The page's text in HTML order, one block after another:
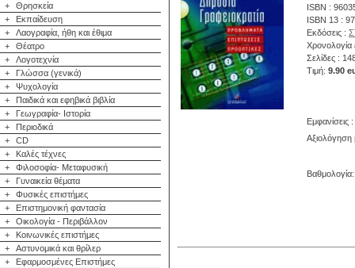
+
Θρησκεία
+
Εκπαίδευση
+
Λαογραφία, ήθη και έθιμα
+
Θέατρο
+
Λογοτεχνία
+
Γλώσσα (γενικά)
+
Ψυχολογία
+
Παιδικά και εφηβικά βιβλία
+
Γεωγραφία- Ιστορία
+
Περιοδικά
+
CD
+
Καλές τέχνες
+
Φιλοσοφία- Μεταφυσική
+
Γυναικεία θέματα
+
Φυσικές επιστήμες
+
Επιστημονική φαντασία
+
Οικολογία - Περιβάλλον
+
Κοινωνικές επιστήμες
+
Αστυνομικά και θρίλερ
+
Εφαρμοσμένες Επιστήμες
ISBN :
ISBN 13 :
Εκδόσεις :
Σελίδες :
Τιμή: 9.90
Εμφανίσεις
Αξιολόγηση